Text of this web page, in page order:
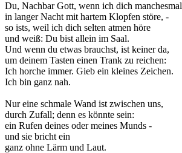
Du, Nachbar Gott, wenn ich dich manchesmal
in langer Nacht mit hartem Klopfen störe, -
so ists, weil ich dich selten atmen höre
und weiß: Du bist allein im Saal.
Und wenn du etwas brauchst, ist keiner da,
um deinem Tasten einen Trank zu reichen:
Ich horche immer. Gieb ein kleines Zeichen.
Ich bin ganz nah.
Nur eine schmale Wand ist zwischen uns,
durch Zufall; denn es könnte sein:
ein Rufen deines oder meines Munds -
und sie bricht ein
ganz ohne Lärm und Laut.